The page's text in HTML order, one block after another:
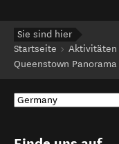
Sie sind hier
Startseite
Aktivitäten
Queenstown